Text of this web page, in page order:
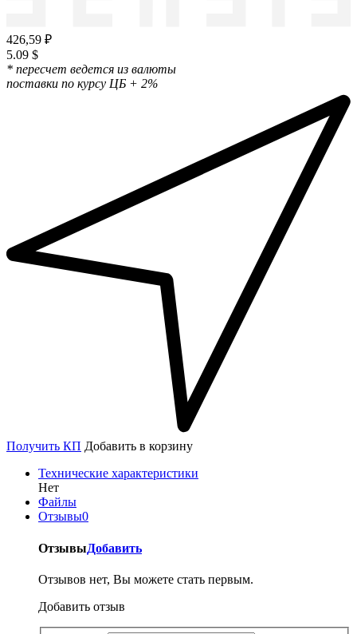
426,59 ₽
5.09 $
* пересчет ведется из валюты
поставки по курсу ЦБ + 2%
Получить КП Добавить в корзину
Технические характеристики
Нет
Файлы
Отзывы0
ОтзывыДобавить
Отзывов нет, Вы можете стать первым.
Добавить отзыв